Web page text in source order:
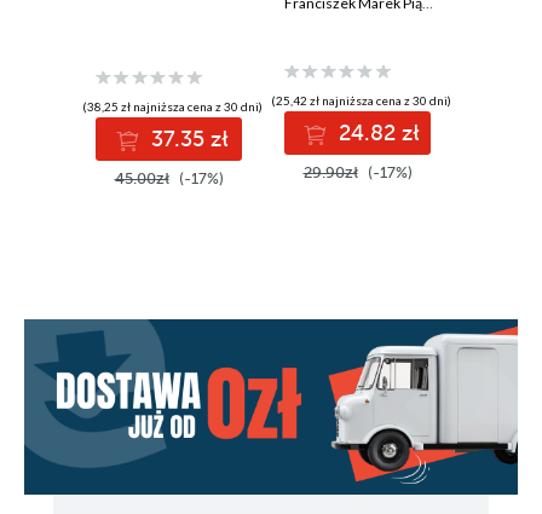
(38,25 zł najniższa cena z 30 dni)
37.35 zł
45.00zł (-17%)
(25,42 zł najniższa cena z 30 dni)
24.82 zł
29.90zł (-17%)